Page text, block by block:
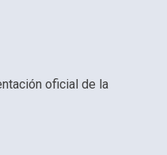
oficial de la